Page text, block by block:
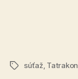
Značky
súťaž, Tatrakon